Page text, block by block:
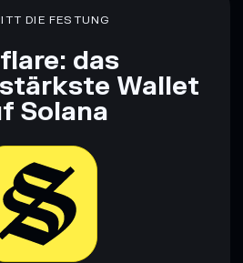
DIE FESTUNG
das
Wallet
Solana
herunterladen